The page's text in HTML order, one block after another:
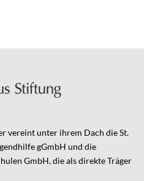
vereint unter ihrem Dach die St.
gGmbH und die
GmbH, die als direkte Träger